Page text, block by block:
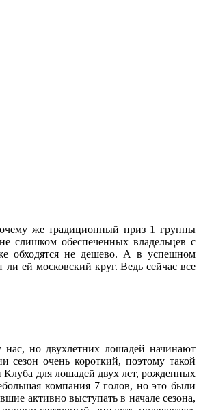
же традиционный приз 1 группы
слишком обеспеченных владельцев с
обходятся не дешево. А в успешном
ей московский круг. Ведь сейчас все
нас, но двухлетних лошадей начинают
очень короткий, поэтому такой
для лошадей двух лет, рожденных
компания 7 голов, но это были
активно выступать в начале сезона,